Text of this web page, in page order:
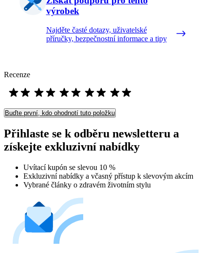
výrobek
Najděte časté dotazy, uživatelské
příručky, bezpečnostní informace a tipy
Recenze
Buďte první, kdo ohodnotí tuto položku
Přihlaste se k odběru newsletteru a
získejte exkluzivní nabídky
Uvítací kupón se slevou 10 %
Exkluzivní nabídky a včasný přístup k slevovým akcím
Vybrané články o zdravém životním stylu